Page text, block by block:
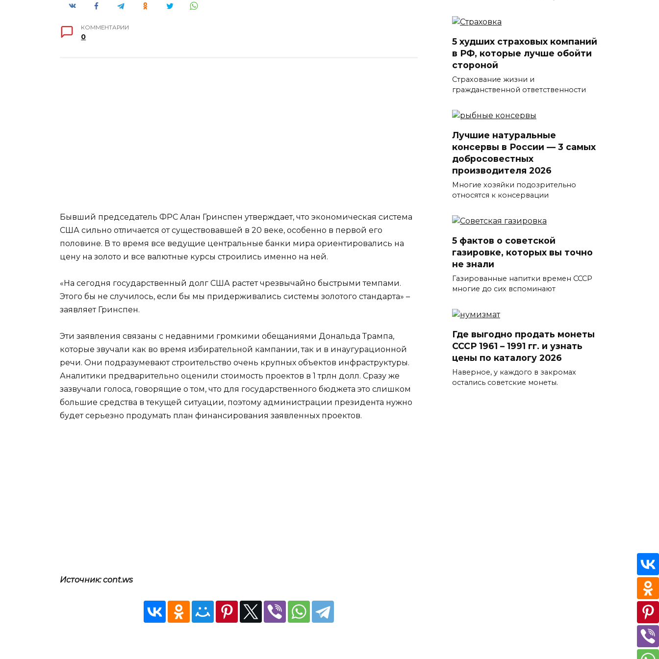
КОММЕНТАРИИ
0
Бывший председатель ФРС Алан Гринспен утверждает, что экономическая система
США сильно отличается от существовавшей в 20 веке, особенно в первой его
половине. В то время все ведущие центральные банки мира ориентировались на
цену на золото и все валютные курсы строились именно на ней.
«На сегодня государственный долг США растет чрезвычайно быстрыми темпами.
Этого бы не случилось, если бы мы придерживались системы золотого стандарта» –
заявляет Гринспен.
Эти заявления связаны с недавними громкими обещаниями Дональда Трампа,
которые звучали как во время избирательной кампании, так и в инаугурационной
речи. Они подразумевают строительство очень крупных объектов инфраструктуры.
Аналитики предварительно оценили стоимость проектов в 1 трлн долл. Сразу же
зазвучали голоса, говорящие о том, что для государственного бюджета это слишком
большие средства в текущей ситуации, поэтому администрации президента нужно
будет серьезно продумать план финансирования заявленных проектов.
Источник: cont.ws
5 худших страховых компаний
в РФ, которые лучше обойти
стороной
Страхование жизни и
гражданственной ответственности
Лучшие натуральные
консервы в России — 3 самых
добросовестных
производителя 2026
Многие хозяйки подозрительно
относятся к консервации
5 фактов о советской
газировке, которых вы точно
не знали
Газированные напитки времен СССР
многие до сих вспоминают
Где выгодно продать монеты
СССР 1961 – 1991 гг. и узнать
цены по каталогу 2026
Наверное, у каждого в закромах
остались советские монеты.